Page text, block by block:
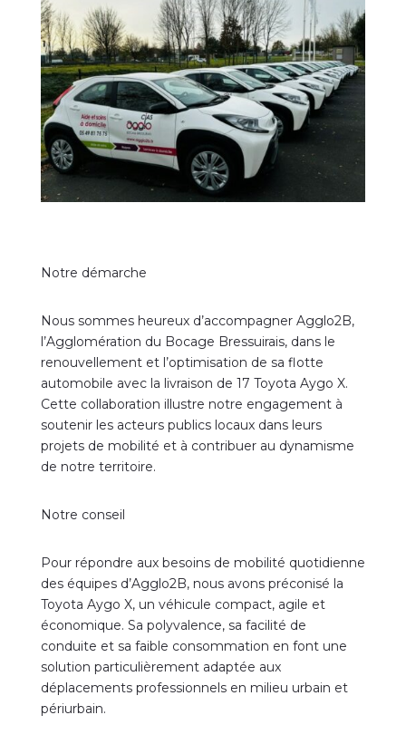
Notre démarche
Nous sommes heureux d’accompagner Agglo2B,
l’Agglomération du Bocage Bressuirais, dans le
renouvellement et l’optimisation de sa flotte
automobile avec la livraison de 17 Toyota Aygo X.
Cette collaboration illustre notre engagement à
soutenir les acteurs publics locaux dans leurs
projets de mobilité et à contribuer au dynamisme
de notre territoire.
Notre conseil
Pour répondre aux besoins de mobilité quotidienne
des équipes d’Agglo2B, nous avons préconisé la
Toyota Aygo X, un véhicule compact, agile et
économique. Sa polyvalence, sa facilité de
conduite et sa faible consommation en font une
solution particulièrement adaptée aux
déplacements professionnels en milieu urbain et
périurbain.